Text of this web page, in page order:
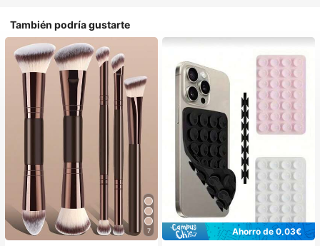
También podría gustarte
7
Ahorro de 0,03€